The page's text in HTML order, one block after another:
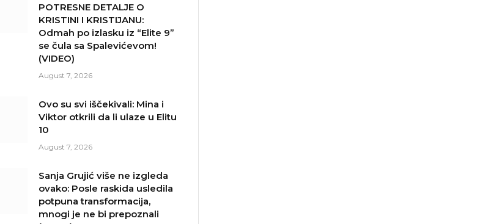
POTRESNE DETALJE O
KRISTINI I KRISTIJANU:
Odmah po izlasku iz “Elite 9”
se čula sa Spalevićevom!
(VIDEO)
August 7, 2026
Ovo su svi iščekivali: Mina i
Viktor otkrili da li ulaze u Elitu
10
August 7, 2026
Sanja Grujić više ne izgleda
ovako: Posle raskida usledila
potpuna transformacija,
mnogi je ne bi prepoznali